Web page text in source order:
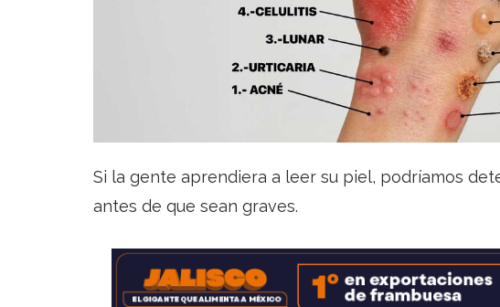
Si la gente aprendiera a leer su piel, podríamos
antes de que sean graves.